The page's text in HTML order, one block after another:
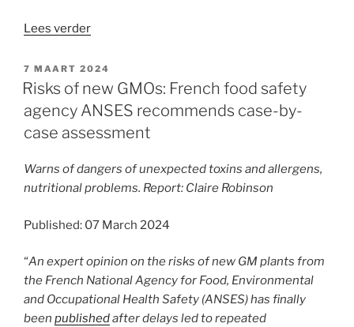
Lees verder“Vandana
op
resp.
1
2
2024
Driebergen
Dronten”
GEPLAATST
OP
7 MAART 2024
Risks of new GMOs: French food safety
agency ANSES recommends case-by-
case assessment
Warns of dangers of unexpected toxins and allergens,
nutritional problems. Report: Claire Robinson
Published: 07 March 2024
“An expert opinion on the risks of new GM plants from
the French National Agency for Food, Environmental
and Occupational Health Safety (ANSES) has finally
been publishedafter delays led to repeated